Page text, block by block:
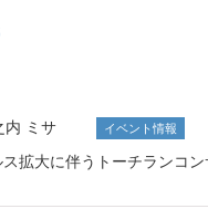
内 ミサ イベント情報
拡大に伴うトーチランコ